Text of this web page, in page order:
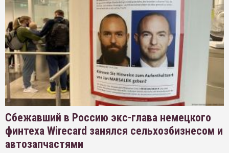
Сбежавший в Россию экс-глава немецкого
финтеха Wirecard занялся сельхозбизнесом и
автозапчастями